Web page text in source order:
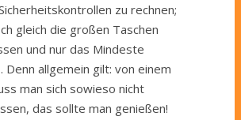
zu rechnen;
gleich die großen Taschen
und nur das Mindeste
Denn allgemein gilt: von einem
man sich sowieso nicht
das sollte man genießen!